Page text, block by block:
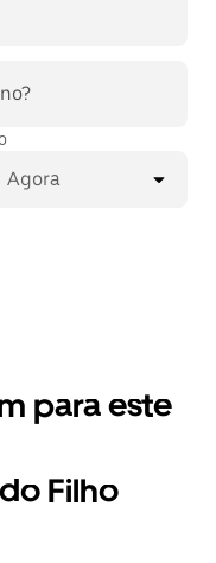
Agora
para este
Filho